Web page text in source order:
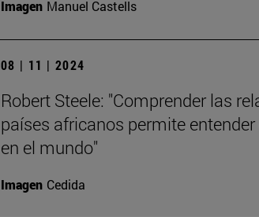
Imagen Manuel Castells
08 | 11 | 2024
Robert Steele: "Comprender las
países africanos permite
en el mundo"
Imagen Cedida